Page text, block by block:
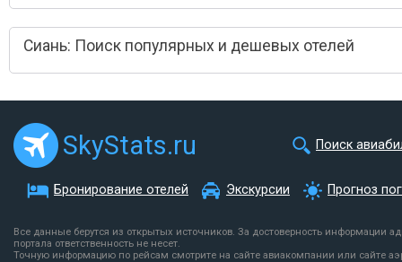
Сиань: Поиск популярных и дешевых отелей
SkyStats.ru Поиск
Бронирование отелей Экскурсии Прогноз
Все данные берутся из открытых источников. За достоверность информации
портала ответственность не несет.
Точную информацию по рейсам смотрите на сайте авиакомпании или сайте